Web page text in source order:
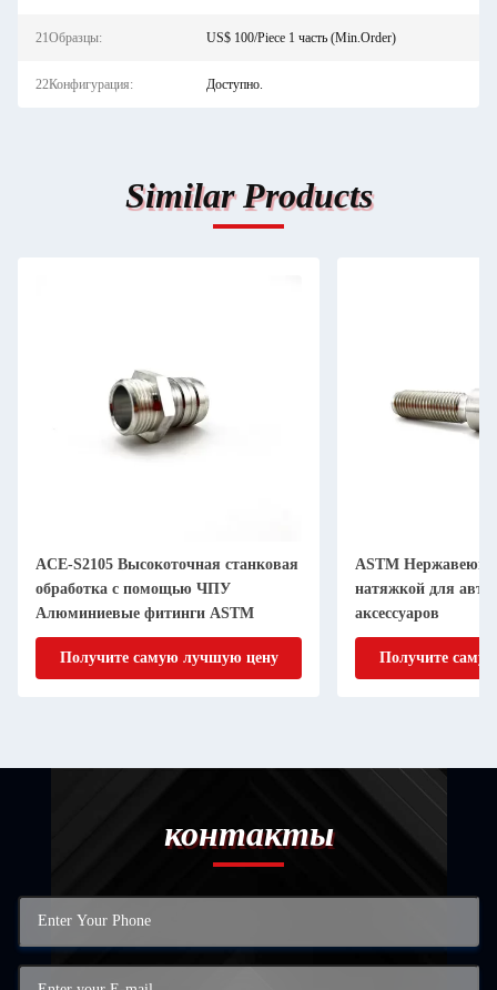
21Образцы: US$ 100/Piece 1 часть (Min.Order)
22Конфигурация: Доступно.
Similar Products
ACE-S2105 Высокоточная станковая
обработка с помощью ЧПУ
Алюминиевые фитинги ASTM
Получите самую лучшую цену
ASTM
натяжкой для
аксессуаров
Получите
контакты